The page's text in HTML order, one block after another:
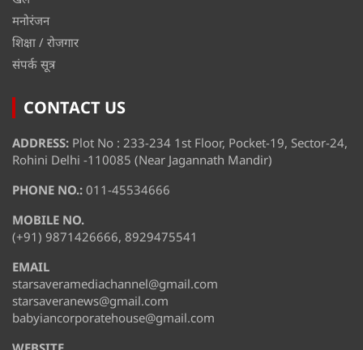
मनोरंजन
शिक्षा / रोजगार
संपर्क सूत्र
CONTACT US
ADDRESS: Plot No : 233-234 1st Floor, Pocket-19, Sector-24,
Rohini Delhi -110085 (Near Jagannath Mandir)
PHONE NO.: 011-45534666
MOBILE NO.
(+91) 9871426666, 8929475541
EMAIL
starsaveramediachannel@gmail.com
starsaveranews@gmail.com
babyiancorporatehouse@gmail.com